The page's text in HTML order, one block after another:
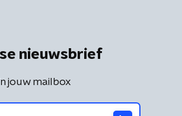
nieuwsbrief
jouw mailbox